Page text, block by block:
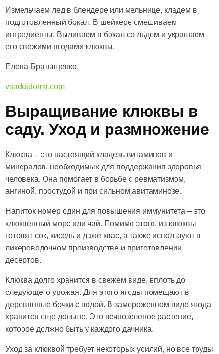
Измельчаем лед в блендере или мельнице, кладем в
подготовленный бокал. В шейкере смешиваем
ингредиенты. Выливаем в бокал со льдом и украшаем
его свежими ягодами клюквы.
Елена Братыщенко.
vsaduidoma.com
Выращивание клюквы в
саду. Уход и размножение
Клюква – это настоящий кладезь витаминов и
минералов, необходимых для поддержания здоровья
человека. Она помогает в борьбе с ревматизмом,
ангиной, простудой и при сильном авитаминозе.
Напиток номер один для повышения иммунитета – это
клюквенный морс или чай. Помимо этого, из клюквы
готовят сок, кисель и даже квас, а также используют в
ликероводочном производстве и приготовлении
десертов.
Клюква долго хранится в свежем виде, вплоть до
следующего урожая. Для этого ягоды помещают в
деревянные бочки с водой. В замороженном виде ягода
хранится еще дольше. Это вечнозеленое растение,
которое должно быть у каждого дачника.
Уход за клюквой требует некоторых усилий, но все труды